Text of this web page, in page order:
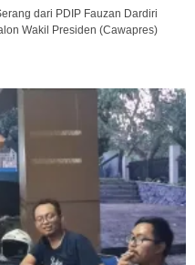
dari PDIP Fauzan Dardiri
Wakil Presiden (Cawapres)